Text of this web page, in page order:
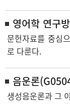
영어학 연구
문헌자료를 중심
로 다룬다.
음운론
생성음운론과 그